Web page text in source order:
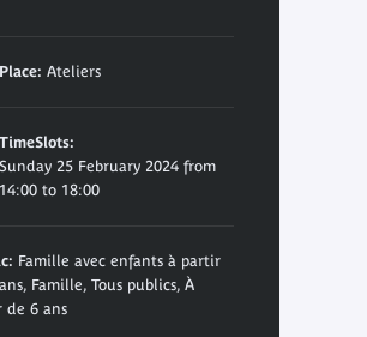
Place: Ateliers
TimeSlots:
Sunday 25 February 2024 from
14:00 to 18:00
Famille avec enfants à partir
Famille, Tous publics, À
de 6 ans